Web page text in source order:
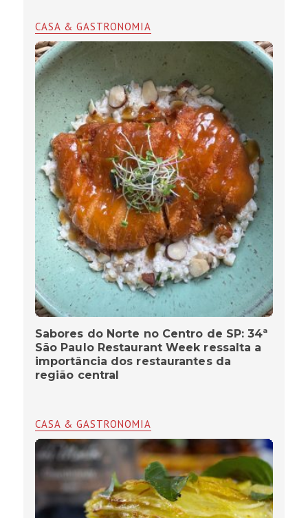
CASA & GASTRONOMIA
Sabores do Norte no Centro de SP: 34ª
São Paulo Restaurant Week ressalta a
importância dos restaurantes da
região central
CASA & GASTRONOMIA